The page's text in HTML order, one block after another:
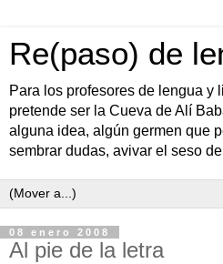
Re(paso) de
Para los profesores de lengua y
pretende ser la Cueva de Alí
alguna idea, algún germen que
sembrar dudas, avivar el seso
08 enero 2008
Al pie de la letra